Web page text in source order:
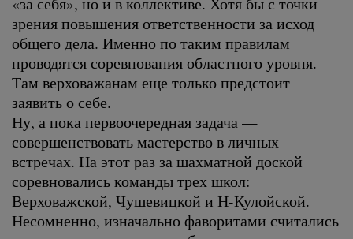
зрения повышения ответственности за исход
общего дела. Именно по таким правилам
проводятся соревнования областного уровня.
Там верховажанам еще только предстоит
заявить о себе.
Ну, а пока первоочередная задача —
совершенствовать мастерство в личных
встречах. На этот раз за шахматной доской
соревновались команды трех школ:
Верховажской, Чушевицкой и Н-Кулойской.
Несомненно, изначально фаворитами считались